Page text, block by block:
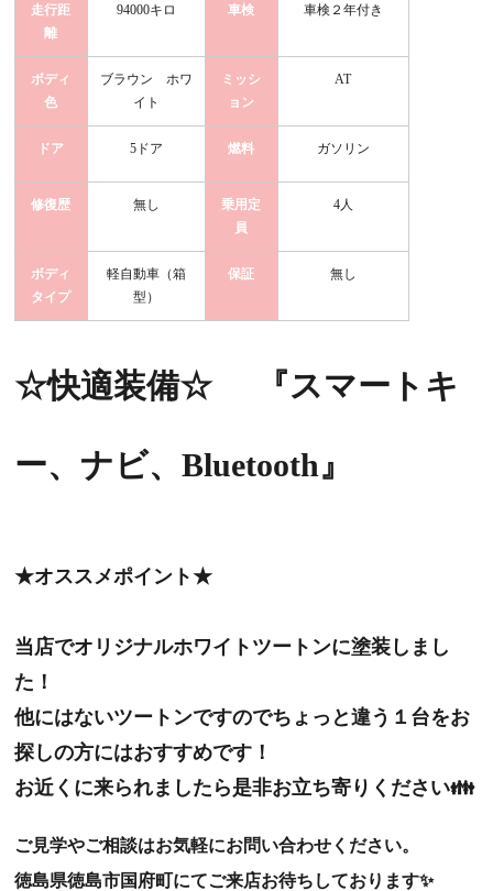
走行距
離
94000キロ 車検 車検２年付き
ボディ
色
ブラウン ホワ
イト
ミッシ
ョン
AT
ドア 5ドア 燃料 ガソリン
修復歴 無し
乗用定
員
4人
ボディ
タイプ
軽自動車（箱
型）
保証 無し
☆快適装備☆ 『スマートキ
ー、ナビ、Bluetooth』
★オススメポイント★
当店でオリジナルホワイトツートンに塗装しまし
た！
他にはないツートンですのでちょっと違う１台をお
探しの方にはおすすめです！
お近くに来られましたら是非お立ち寄りください👪
ご見学やご相談はお気軽にお問い合わせください。
徳島県徳島市国府町にてご来店お待ちしております✨